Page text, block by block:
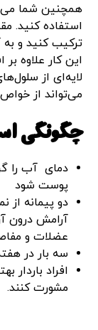
همچنین شما
استفاده کنید.
ترکیب کنید و
این کار علاوه
لایه‌ای از
می‌تواند از
چگونگی
دمای آب را
پوست شود
آرامش درون
عضلات و
سه بار در
افراد باردار
مشورت کنند.